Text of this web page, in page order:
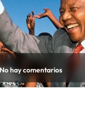
hay comentarios